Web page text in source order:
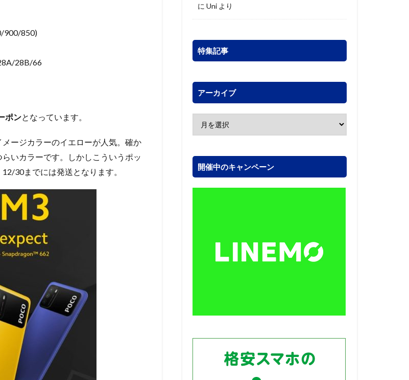
900/850)
28B/66
ポンとなっています。
ージカラーのイエローが人気。確か
いカラーです。しかしこういうポッ
30までには発送となります。
に Uni より
特集記事
アーカイブ
開催中のキャンペーン